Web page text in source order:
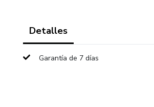
Detalles
Garantía de 7 días